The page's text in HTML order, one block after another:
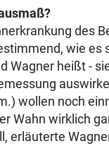
des
wie es
Wagner heißt -
wollen noch
Wahn wirklich
erläuterte